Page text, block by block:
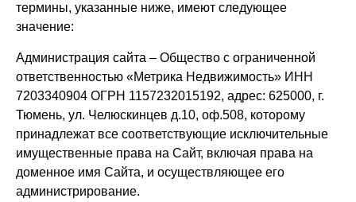
термины, указанные ниже, имеют следующее
значение:
Администрация сайта – Общество с ограниченной
ответственностью «Метрика Недвижимость» ИНН
7203340904 ОГРН 1157232015192, адрес: 625000, г.
Тюмень, ул. Челюскинцев д.10, оф.508, которому
принадлежат все соответствующие исключительные
имущественные права на Сайт, включая права на
доменное имя Сайта, и осуществляющее его
администрирование.